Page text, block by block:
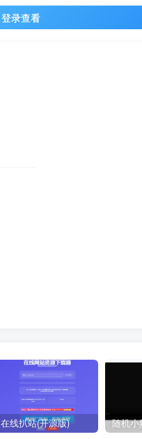
登录查看
在线扒站(开源版)